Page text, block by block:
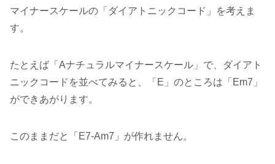
マイナースケールの「ダイアトニックコード」を考えま
す。
たとえば「Aナチュラルマイナースケール」で、ダイアト
ニックコードを並べてみると、「E」のところは「Em7」
ができあがります。
このままだと「E7-Am7」が作れません。